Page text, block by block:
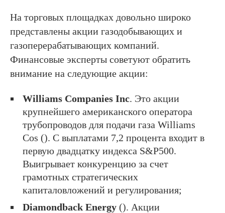
На торговых площадках довольно широко
представлены акции газодобывающих и
газоперерабатывающих компаний.
Финансовые эксперты советуют обратить
внимание на следующие акции:
Williams Companies Inc. Это акции
крупнейшего американского оператора
трубопроводов для подачи газа Williams
Cos (). С выплатами 7,2 процента входит в
первую двадцатку индекса S&P500.
Выигрывает конкуренцию за счет
грамотных стратегических
капиталовложений и регулирования;
Diamondback Energy (). Акции